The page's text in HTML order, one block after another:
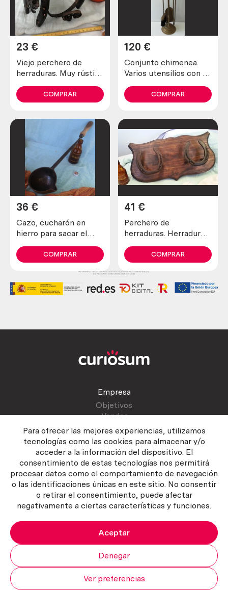
Para ofrecer las mejores experiencias, utilizamos
tecnologías como las cookies para almacenar y/o
acceder a la información del dispositivo. El
consentimiento de estas tecnologías nos permitirá
procesar datos como el comportamiento de navegación
o las identificaciones únicas en este sitio. No consentir
o retirar el consentimiento, puede afectar
negativamente a ciertas características y funciones.
Aceptar
Denegar
Ver preferencias
Viejo perchero de
herraduras. Muy rústico
23 €
COMPRAR
Conjunto chimenea.
Varios utensilios con su
120 €
COMPRAR
Cazo, cucharón en
hierro para sacar el
Antiguo.
36 €
COMPRAR
Perchero de
herraduras. Herraduras
sobre tabla maciza.
41 €
COMPRAR
Empresa
Objetivos
Vender
Atención al cliente
Contactar
Manual del vendedor
Política del servicio
Política de Cookies
Copyright ©2026 Curiosum S.L. Todos los derechos reservados.